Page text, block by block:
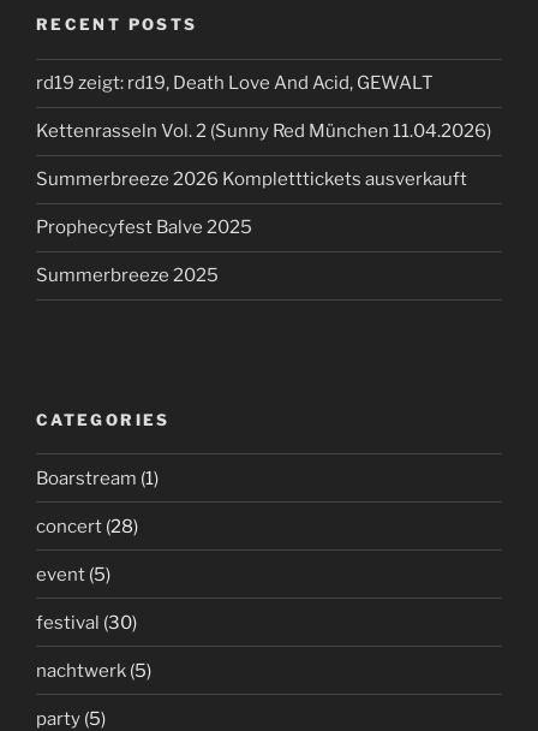
RECENT POSTS
rd19 zeigt: rd19, Death Love And Acid, GEWALT
Kettenrasseln Vol. 2 (Sunny Red München 11.04.2026)
Summerbreeze 2026 Kompletttickets ausverkauft
Prophecyfest Balve 2025
Summerbreeze 2025
CATEGORIES
Boarstream (1)
concert (28)
event (5)
festival (30)
nachtwerk (5)
party (5)